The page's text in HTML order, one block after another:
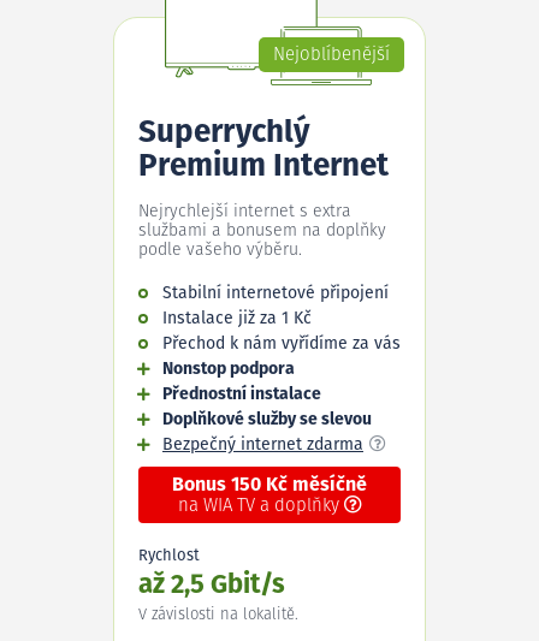
Nejoblíbenější
Superrychlý
Premium Internet
Nejrychlejší internet s extra
službami a bonusem na doplňky
podle vašeho výběru.
Stabilní internetové připojení
Instalace již za 1 Kč
Přechod k nám vyřídíme za vás
Nonstop podpora
Přednostní instalace
Doplňkové služby se slevou
Bezpečný internet zdarma
Bonus 150 Kč měsíčně
na WIA TV a doplňky
Rychlost
až 2,5 Gbit/s
V závislosti na lokalitě.